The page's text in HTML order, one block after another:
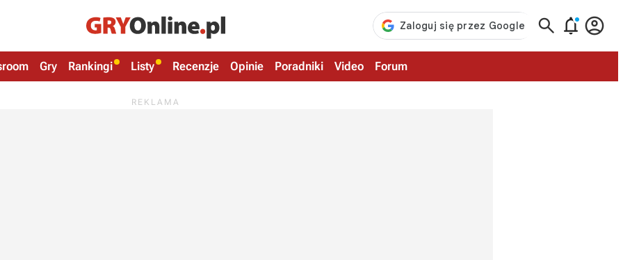
  
Gry Rankingi Listy Recenzje Opinie Poradniki Video Forum